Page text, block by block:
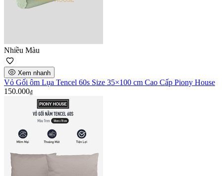
Nhiều Màu
Xem nhanh
Vỏ Gối ôm Lụa Tencel 60s Size 35×100 cm Cao Cấp Piony House
150.000₫